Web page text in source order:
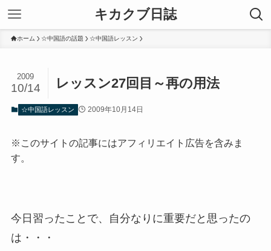
キカクブ日誌
ホーム ☆中国語の話題 ☆中国語レッスン
レッスン27回目～再の用法
2009
10/14
☆中国語レッスン 2009年10月14日
※このサイトの記事にはアフィリエイト広告を含みま
す。
今日習ったことで、自分なりに重要だと思ったの
は・・・